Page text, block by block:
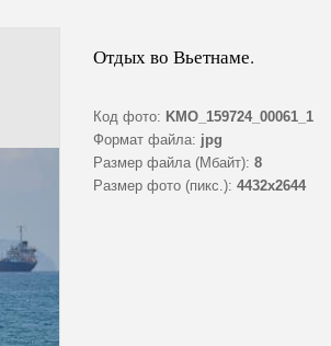
Отдых во Вьетнаме.
Код фото: KMO_159724_00061_1
Формат файла: jpg
Размер файла (Мбайт): 8
Размер фото (пикс.): 4432x2644